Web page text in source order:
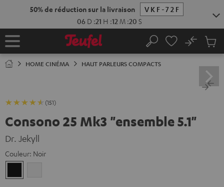
Page
Rechercher
No
panier
HOME CINÉMA HAUT PARLEURS COMPACTS
(151)
Consono 25 Mk3 "ensemble 5.1"
Dr. Jekyll
Couleur: Noir